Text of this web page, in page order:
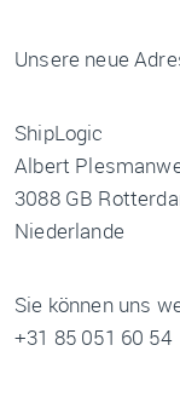
Unsere neue
ShipLogic
Albert
3088 GB
Niederlande
Sie können uns
+31 85 051 60 54